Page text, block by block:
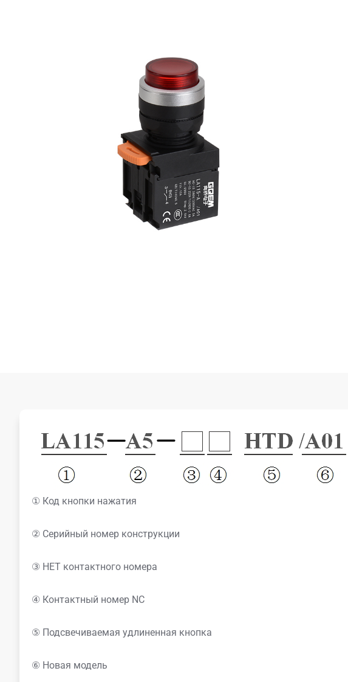
① Код кнопки нажатия
② Серийный номер конструкции
③ НЕТ контактного номера
④ Контактный номер NC
⑤ Подсвечиваемая удлиненная кнопка
⑥ Новая модель